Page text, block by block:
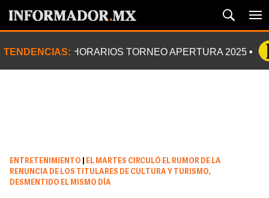
TENDENCIAS: HORARIOS TORNEO APERTURA 2025
ENTRETENIMIENTO
EL MARTES CIRCULÓ EL RUMOR DE LA
RENUNCIA DE LOS TITULARES DE CULTURA Y TURISMO,
DESMENTIDO EL MISMO DÍA